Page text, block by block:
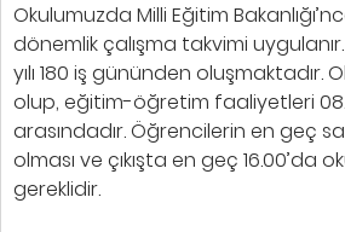
Okulumuzda Milli Eğitim
dönemlik çalışma takvimi
yılı 180 iş gününden oluşmaktadır.
olup, eğitim-öğretim faaliyetleri
arasındadır. Öğrencilerin en geç
olması ve çıkışta en geç 16.00’da
gereklidir.